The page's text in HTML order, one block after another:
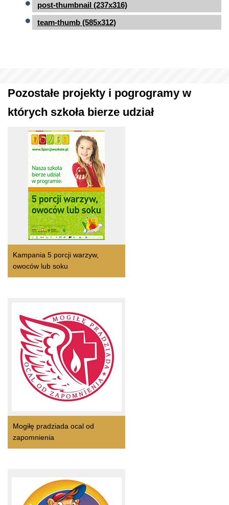
post-thumbnail (237x316)
team-thumb (585x312)
Pozostałe projekty i pogrogramy w
których szkoła bierze udział
Kampania 5 porcji warzyw,
owoców lub soku
Mogiłę pradziada ocal od
zapomnienia